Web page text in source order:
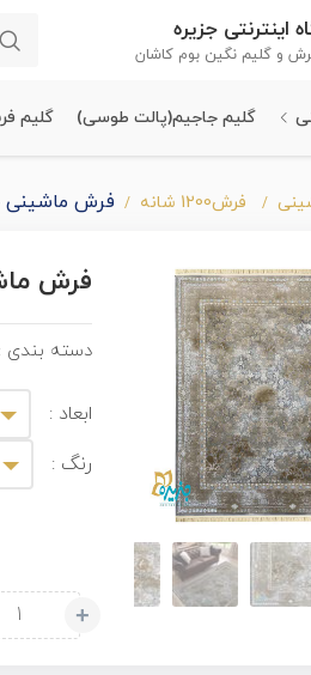
اینترنتی جزیره
و گلیم نگین بوم کاشان
گلیم جاجیم(پالت طوسی) گلیم
فرش1200 شانه فرش ماشینی جزیره طرح
فرش ماشینی
دسته بندی :
ابعاد :
رنگ :
+